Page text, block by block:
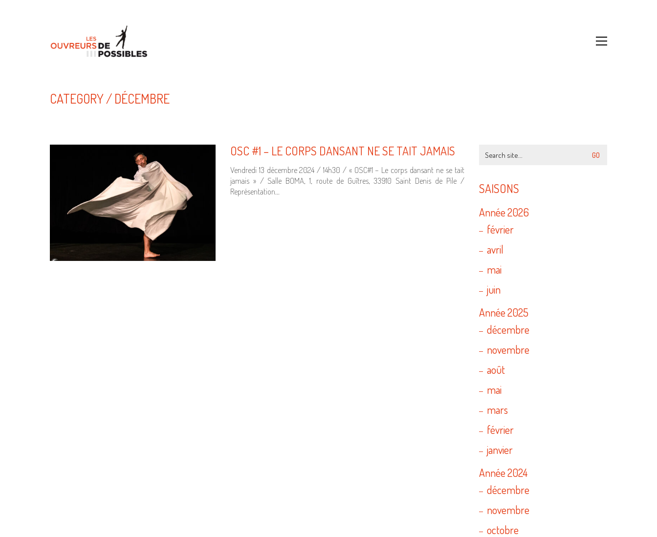
CATEGORY / DÉCEMBRE
OSC #1 – LE CORPS DANSANT NE SE TAIT JAMAIS
Vendredi 13 décembre 2024 / 14h30 / « OSC#1 – Le corps dansant ne se tait
jamais » / Salle BOMA, 1, route de Guîtres, 33910 Saint Denis de Pile /
Représentation…
for:
SAISONS
Année 2026
février
avril
mai
juin
Année 2025
décembre
novembre
août
mai
mars
février
janvier
Année 2024
décembre
novembre
octobre